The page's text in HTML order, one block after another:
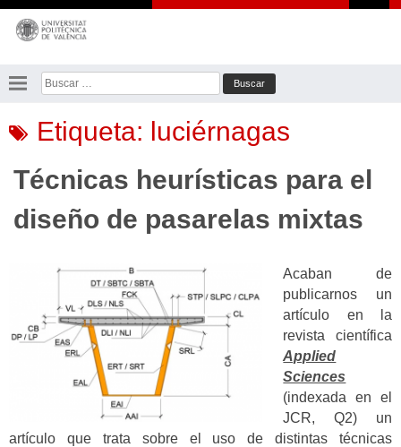
Saltar
contenido
Buscar:
Etiqueta: luciérnagas
Técnicas heurísticas para el
diseño de pasarelas mixtas
Acaban de
publicarnos un
artículo en la
revista científica
Applied
Sciences
(indexada en el
JCR, Q2) un
artículo que trata sobre el uso de distintas técnicas